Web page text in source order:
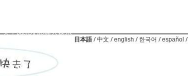
日本語 / 中文 / english / 한국어 / español /
关于pa凯发k8真人娱乐